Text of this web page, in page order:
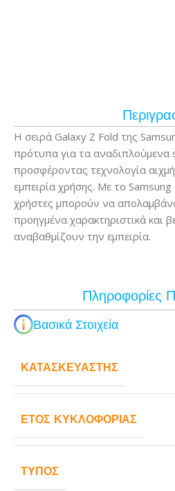
Η σειρά Galaxy Z Fold της
πρότυπα για τα αναδιπλούμενα
προσφέροντας τεχνολογία
εμπειρία χρήσης. Με το
χρήστες μπορούν να
προηγμένα χαρακτηριστικά και
αναβαθμίζουν την εμπειρία.
Πληροφορίες
Βασικά Στοιχεία
ΚΑΤΑΣΚΕΥΑΣΤΉΣ
ΈΤΟΣ ΚΥΚΛΟΦΟΡΊΑΣ
ΤΎΠΟΣ